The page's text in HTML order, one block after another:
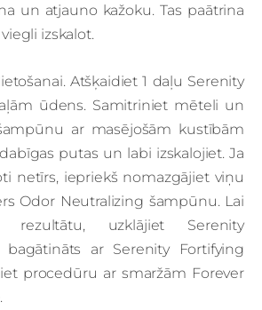
un atjauno kažoku. Tas paātrina
izskalot.
Atšķaidiet 1 daļu Serenity
ūdens. Samitriniet mēteli un
ar masējošām kustībām
putas un labi izskalojiet. Ja
netīrs, iepriekš nomazgājiet viņu
Odor Neutralizing šampūnu. Lai
rezultātu, uzklājiet Serenity
bagātināts ar Serenity Fortifying
procedūru ar smaržām Forever